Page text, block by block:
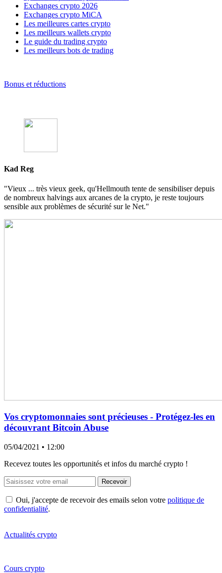
Exchanges crypto 2026
Exchanges crypto MiCA
Les meilleures cartes crypto
Les meilleurs wallets crypto
Le guide du trading crypto
Les meilleurs bots de trading
Bonus et réductions
Kad Reg
"Vieux ... très vieux geek, qu'Hellmouth tente de sensibiliser depuis
de nombreux halvings aux arcanes de la crypto, je reste toujours
sensible aux problèmes de sécurité sur le Net."
Vos cryptomonnaies sont précieuses - Protégez-les en
découvrant Bitcoin Abuse
05/04/2021 • 12:00
Recevez toutes les opportunités et infos du marché crypto !
Recevoir
Oui, j'accepte de recevoir des emails selon votre politique de
confidentialité.
Actualités crypto
Cours crypto